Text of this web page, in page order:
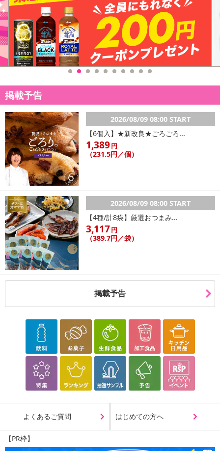
掲載予告
2026/08/09 08:00 START
【6個入】★新改良★ごろごろ...
1,389円
（231.5円／個）
2026/08/09 08:00 START
【4種/計8袋】厳選おつまみ...
3,117円
（389.7円／袋）
掲載予告
よくあるご質問 はじめての方へ
【PR枠】